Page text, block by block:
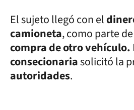
El sujeto llegó con el
camioneta, como parte
compra de otro vehículo.
consecionariasolicitó la
autoridades.